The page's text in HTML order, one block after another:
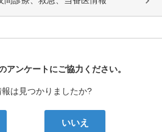
び
アンケートにご協力ください。
は見つかりましたか?
いいえ